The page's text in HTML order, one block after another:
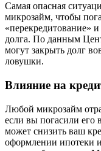
Самая опасная
микрозайм, чтобы
«перекредитование»
долга. По данным
могут закрыть долг
ловушки.
Влияние на
Любой микрозайм
если вы погасили его
может снизить ваш
оформлении ипотеки